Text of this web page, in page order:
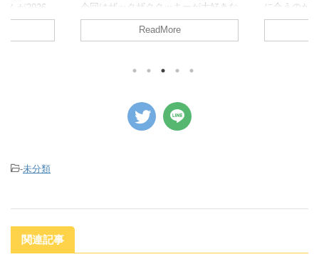
んが2026
別にカロリ
今回はザックザククッキーが大好きな
私が下記の条件で試行錯誤してみまし
た！笑 目次 レシピ ザクザクポイント
オートミール…75g ・ココアパウダ
ッツバター…70g ・メープルシロッ
プ…45g ・チョコチップ…20g ・岩塩
ふたつまみ ポリ袋に上から順に入れ
ReadMore
に合うのか
「●●な人に
-未分類
関連記事